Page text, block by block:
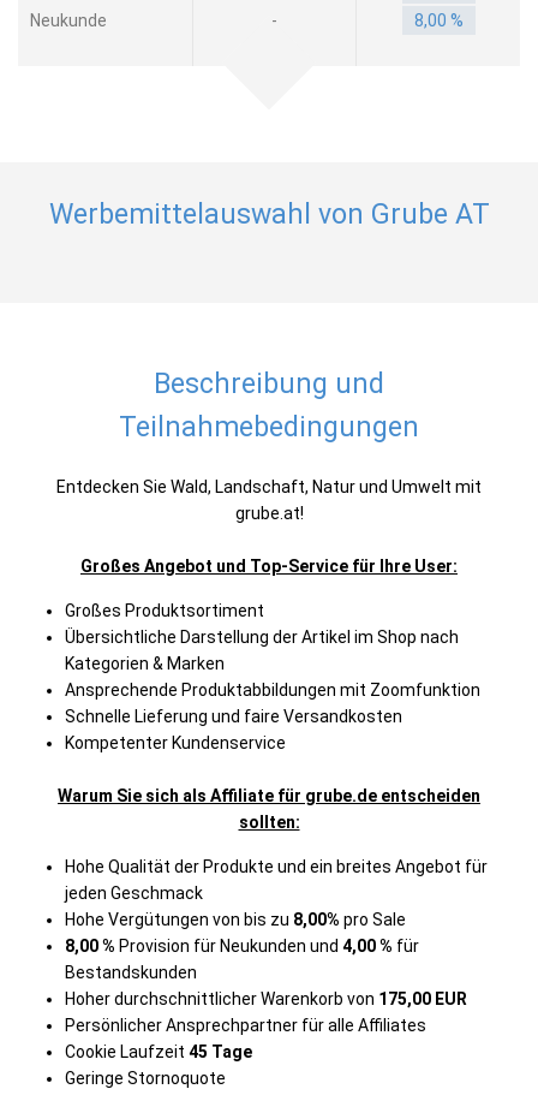
Neukunde
- 8,00 %
Werbemittelauswahl von Grube AT
Beschreibung und
Teilnahmebedingungen
Entdecken Sie Wald, Landschaft, Natur und Umwelt mit
grube.at!
Großes Angebot und Top-Service für Ihre User:
Großes Produktsortiment
Übersichtliche Darstellung der Artikel im Shop nach
Kategorien & Marken
Ansprechende Produktabbildungen mit Zoomfunktion
Schnelle Lieferung und faire Versandkosten
Kompetenter Kundenservice
Warum Sie sich als Affiliate für grube.de entscheiden
sollten:
Hohe Qualität der Produkte und ein breites Angebot für
jeden Geschmack
Hohe Vergütungen von bis zu 8,00% pro Sale
8,00 % Provision für Neukunden und 4,00 % für
Bestandskunden
Hoher durchschnittlicher Warenkorb von 175,00 EUR
Persönlicher Ansprechpartner für alle Affiliates
Cookie Laufzeit 45 Tage
Geringe Stornoquote